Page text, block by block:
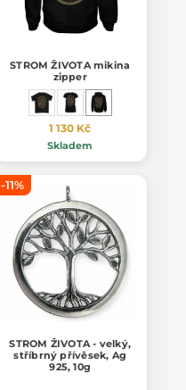
STROM ŽIVOTA mikina
zipper
1 130 Kč
Skladem
-11%
STROM ŽIVOTA - velký,
stříbrný přívěsek, Ag
925, 10g